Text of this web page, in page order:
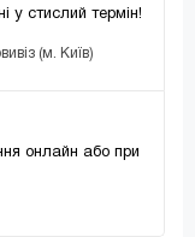
у стислий термін!
(м. Київ)
онлайн або при